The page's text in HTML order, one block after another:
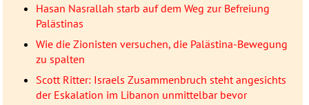
Hasan Nasrallah starb auf dem Weg zur Befreiung
Palästinas
Wie die Zionisten versuchen, die Palästina-Bewegung
zu spalten
Scott Ritter: Israels Zusammenbruch steht angesichts
der Eskalation im Libanon unmittelbar bevor